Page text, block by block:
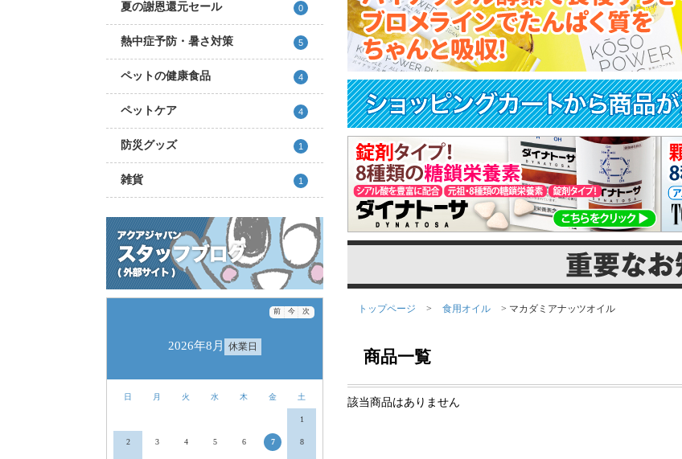
夏の謝恩還元セール 0
熱中症予防・暑さ対策 5
ペットの健康食品 4
ペットケア 4
防災グッズ 1
雑貨 1
前 今 次
2026年8月 休業日
日 月 火 水 木 金 土
1
2 3 4 5 6 7 8
トップページ > 食用オイル > マカダミアナッツオイル
商品一覧
該当商品はありません